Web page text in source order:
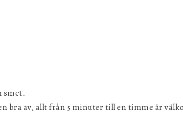
smet.
bra av, allt från 5 minuter till en timme är